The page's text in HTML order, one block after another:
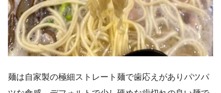
麺は自家製の極細ストレート麺で歯応えがありパツパ